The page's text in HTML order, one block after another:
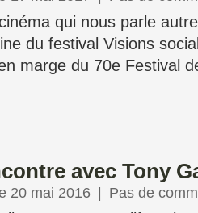
qui nous parle
du festival Visions
marge du 70e Festival
avec Tony
20 mai 2016 Pas de